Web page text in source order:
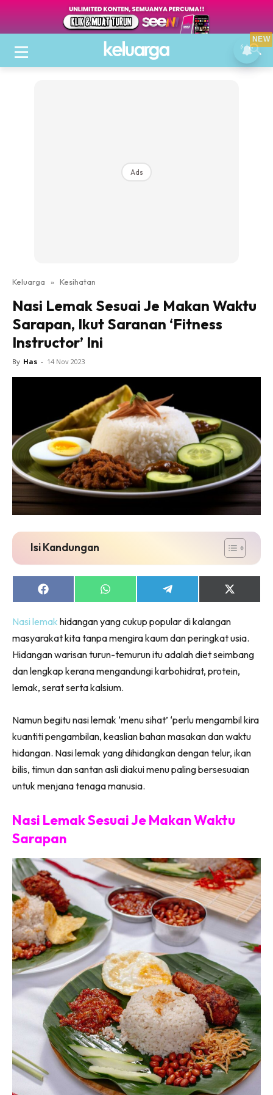
Ads
Keluarga » Kesihatan
Nasi Lemak Sesuai Je Makan Waktu
Sarapan, Ikut Saranan ‘Fitness
Instructor’ Ini
By Has - 14 Nov 2023
Isi Kandungan
Share
on
Share
on
Share
on
Share
on
(Twitter)
Nasi lemak hidangan yang cukup popular di kalangan
masyarakat kita tanpa mengira kaum dan peringkat usia.
Hidangan warisan turun-temurun itu adalah diet seimbang
dan lengkap kerana mengandungi karbohidrat, protein,
lemak, serat serta kalsium.
Namun begitu nasi lemak ‘menu sihat’ ‘perlu mengambil kira
kuantiti pengambilan, keaslian bahan masakan dan waktu
hidangan. Nasi lemak yang dihidangkan dengan telur, ikan
bilis, timun dan santan asli diakui menu paling bersesuaian
untuk menjana tenaga manusia.
Nasi Lemak Sesuai Je Makan Waktu
Sarapan
NEW